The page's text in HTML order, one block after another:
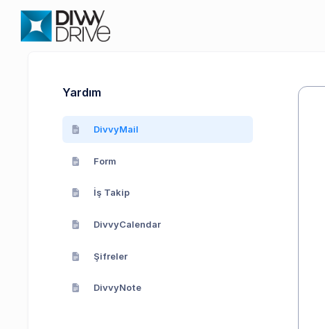
Yardım
DivvyMail
Form
İş Takip
DivvyCalendar
Şifreler
DivvyNote